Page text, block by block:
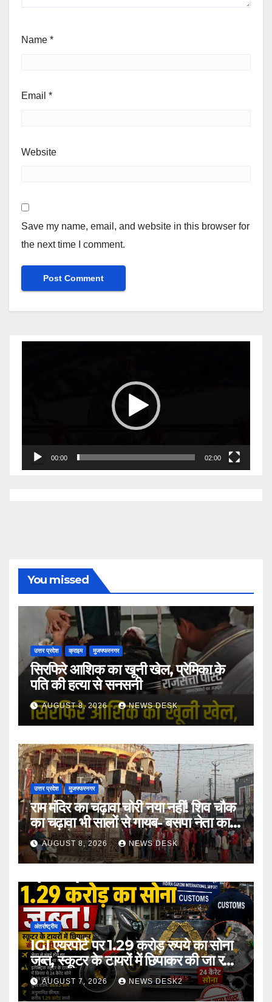
Name *
Email *
Website
Save my name, email, and website in this browser for
the next time I comment.
00:00 02:00
You missed
उत्तर प्रदेश क्राइम मुजफ्फरनगर
सिरफिरे आशिक का खूनी खेल, प्रेमिका के
पति की हत्या से सनसनी
AUGUST 8, 2026 NEWS DESK
उत्तर प्रदेश मुजफ्फरनगर
राम मंदिर का चढ़ावा चोरी नया नहीं! शिव चौक
का चढ़ावा भी सालों से गायब- बसपा नेता का
बड़ा आरोप
AUGUST 8, 2026 NEWS DESK
अंतर्राष्ट्रीय
IGI एयरपोर्ट पर 1.29 करोड़ रुपये का सोना
जब्त, स्कूटर के टायरों में छिपाकर की जा रही
थी तस्करी
AUGUST 7, 2026 NEWS DESK2